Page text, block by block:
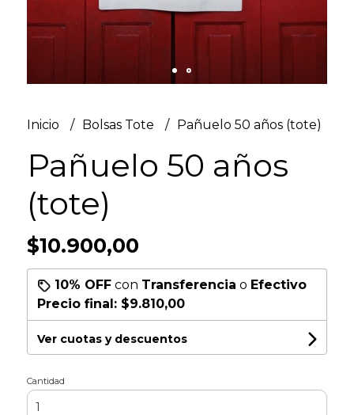
Inicio Bolsas Tote Pañuelo 50 años (tote)
Pañuelo 50 años
(tote)
$10.900,00
10% OFFcon Transferencia o Efectivo
Precio final: $9.810,00
Ver cuotas y descuentos
Cantidad